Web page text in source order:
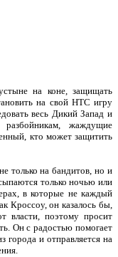
на коне, защищать
на свой HTC игру
весь Дикий Запад и
жаждущие
кто может защитить
только на бандитов, но и
только ночью или
в которые не каждый
Кроссоу, он казалось бы,
власти, поэтому просит
Он с радостью помогает
города и отправляется на